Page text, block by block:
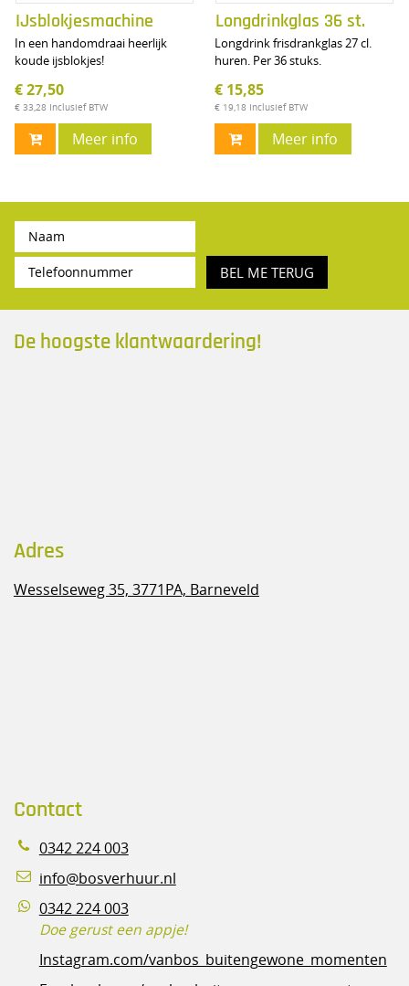
IJsblokjesmachine
In een handomdraai heerlijk
koude ijsblokjes!
€ 27,50
€ 33,28 Inclusief BTW
Meer info
Longdrinkglas 36 st.
Longdrink frisdrankglas 27 cl.
huren. Per 36 stuks.
€ 15,85
€ 19,18 Inclusief BTW
Meer info
BEL ME TERUG
De hoogste klantwaardering!
Adres
Wesselseweg 35, 3771PA, Barneveld
Contact
0342 224 003
info@bosverhuur.nl
0342 224 003
Doe gerust een appje!
Instagram.com/vanbos_buitengewone_momenten